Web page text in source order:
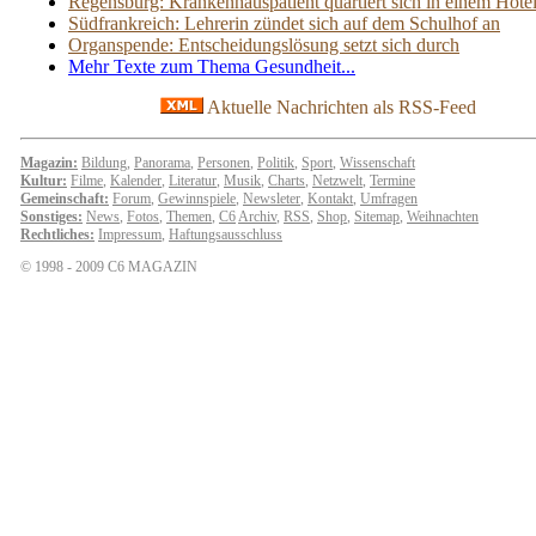
Südfrankreich: Lehrerin zündet sich auf dem Schulhof an
Organspende: Entscheidungslösung setzt sich durch
Mehr Texte zum Thema Gesundheit...
Aktuelle Nachrichten als RSS-Feed
Magazin: Bildung, Panorama, Personen, Politik, Sport, Wissenschaft
Kultur: Filme, Kalender, Literatur, Musik, Charts, Netzwelt, Termine
Gemeinschaft: Forum, Gewinnspiele, Newsleter, Kontakt, Umfragen
Sonstiges: News, Fotos, Themen, C6Archiv, RSS, Shop, Sitemap, Weihnachten
Rechtliches: Impressum, Haftungsausschluss
© 1998 - 2009 C6 MAGAZIN